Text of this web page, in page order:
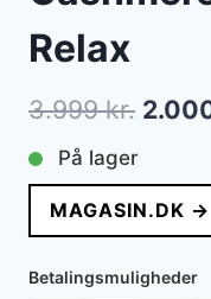
Relax
3.999kr. Den
pris
var:
3.999
På lager
MAGASIN.DK →
Betalingsmuligheder